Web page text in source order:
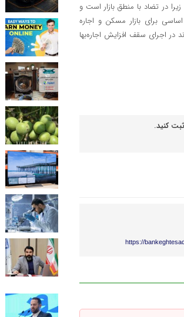
در تضاد با منطق بازار است و
برای بازار مسکن و اجاره
در اجرای سقف افزایش اجاره‌بها
کنید.
https://